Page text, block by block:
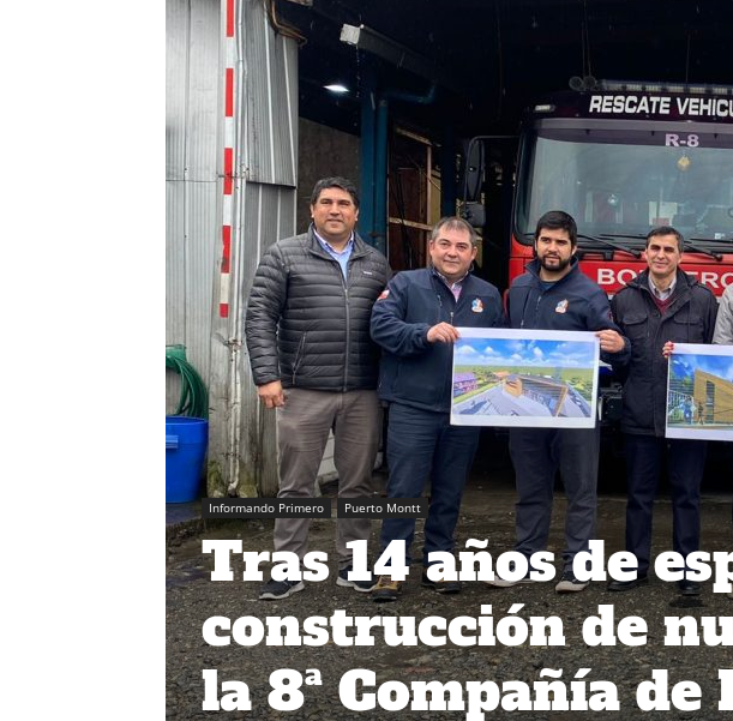
Informando Primero Puerto Montt
Tras 14 años de
construcción de
la 8ª Compañía de